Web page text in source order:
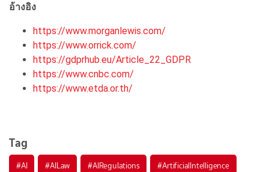
อ้างอิง
https://www.morganlewis.com/
https://www.orrick.com/
https://gdprhub.eu/Article_22_GDPR
https://www.cnbc.com/
https://www.etda.or.th/
Tag
#AI #AILaw #AIRegulations #ArtificialIntelligence